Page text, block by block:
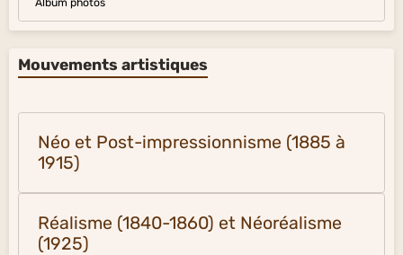
Album photos
Mouvements artistiques
Néo et Post-impressionnisme (1885 à
1915)
Réalisme (1840-1860) et Néoréalisme
(1925)